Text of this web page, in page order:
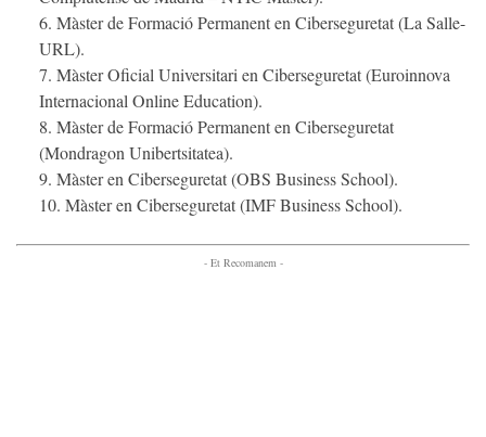
Màster de Formació Permanent en Ciberseguretat (La Salle-
URL).
Màster Oficial Universitari en Ciberseguretat (Euroinnova
Internacional Online Education).
Màster de Formació Permanent en Ciberseguretat
(Mondragon Unibertsitatea).
Màster en Ciberseguretat (OBS Business School).
Màster en Ciberseguretat (IMF Business School).
- Et Recomanem -